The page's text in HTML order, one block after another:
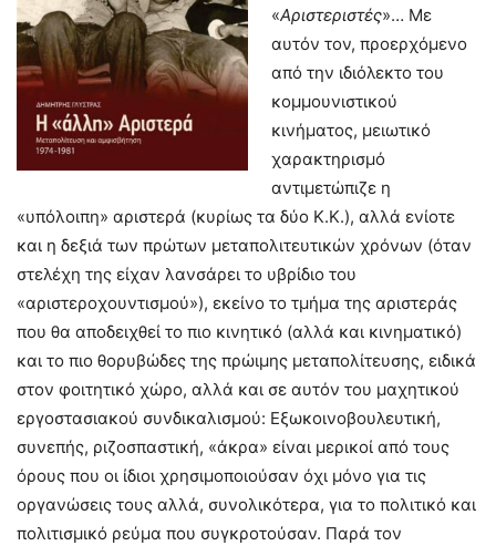
«Αριστεριστές»… Με
αυτόν τον, προερχόμενο
από την ιδιόλεκτο του
κομμουνιστικού
κινήματος, μειωτικό
χαρακτηρισμό
αντιμετώπιζε η
«υπόλοιπη» αριστερά (κυρίως τα δύο Κ.Κ.), αλλά ενίοτε
και η δεξιά των πρώτων μεταπολιτευτικών χρόνων (όταν
στελέχη της είχαν λανσάρει το υβρίδιο του
«αριστεροχουντισμού»), εκείνο το τμήμα της αριστεράς
που θα αποδειχθεί το πιο κινητικό (αλλά και κινηματικό)
και το πιο θορυβώδες της πρώιμης μεταπολίτευσης, ειδικά
στον φοιτητικό χώρο, αλλά και σε αυτόν του μαχητικού
εργοστασιακού συνδικαλισμού: Εξωκοινοβουλευτική,
συνεπής, ριζοσπαστική, «άκρα» είναι μερικοί από τους
όρους που οι ίδιοι χρησιμοποιούσαν όχι μόνο για τις
οργανώσεις τους αλλά, συνολικότερα, για το πολιτικό και
πολιτισμικό ρεύμα που συγκροτούσαν. Παρά τον